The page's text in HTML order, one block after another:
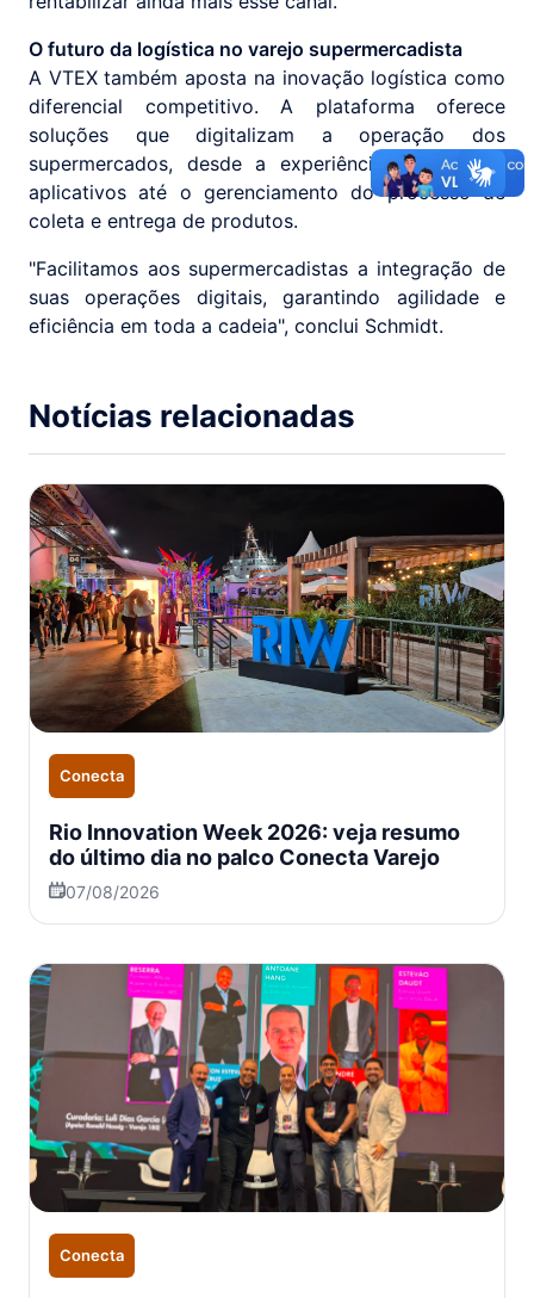
O futuro da logística no varejo supermercadista
A VTEX também aposta na inovação logística como
diferencial competitivo. A plataforma oferece
soluções que digitalizam a operação dos
supermercados, desde a experiência em sites e
aplicativos até o gerenciamento do processo de
coleta e entrega de produtos.
"Facilitamos aos supermercadistas a integração de
suas operações digitais, garantindo agilidade e
eficiência em toda a cadeia", conclui Schmidt.
Notícias relacionadas
Conecta
Rio Innovation Week 2026: veja resumo
do último dia no palco Conecta Varejo
07/08/2026
Conecta